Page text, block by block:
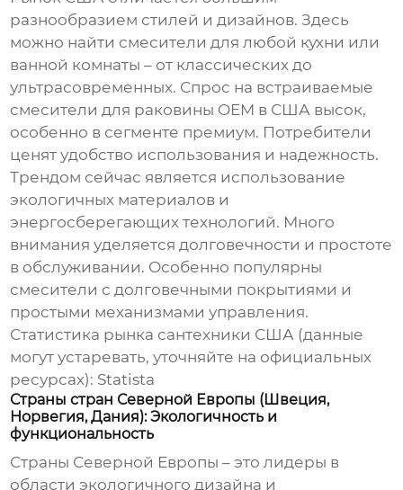
разнообразием стилей и дизайнов. Здесь
можно найти смесители для любой кухни или
ванной комнаты – от классических до
ультрасовременных. Спрос на встраиваемые
смесители для раковины OEM в США высок,
особенно в сегменте премиум. Потребители
ценят удобство использования и надежность.
Трендом сейчас является использование
экологичных материалов и
энергосберегающих технологий. Много
внимания уделяется долговечности и простоте
в обслуживании. Особенно популярны
смесители с долговечными покрытиями и
простыми механизмами управления.
Статистика рынка сантехники США (данные
могут устаревать, уточняйте на официальных
ресурсах): Statista
Страны стран Северной Европы (Швеция,
Норвегия, Дания): Экологичность и
функциональность
Страны Северной Европы – это лидеры в
области экологичного дизайна и